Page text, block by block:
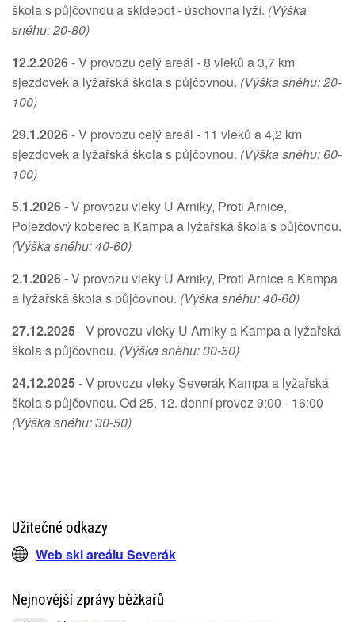
škola s půjčovnou a skidepot - úschovna lyží. (Výška
sněhu: 20-80)
12.2.2026- V provozu celý areál - 8 vleků a 3,7 km
sjezdovek a lyžařská škola s půjčovnou. (Výška sněhu: 20-
100)
29.1.2026- V provozu celý areál - 11 vleků a 4,2 km
sjezdovek a lyžařská škola s půjčovnou. (Výška sněhu: 60-
100)
5.1.2026- V provozu vleky U Arniky, Proti Arnice,
Pojezdový koberec a Kampa a lyžařská škola s půjčovnou.
(Výška sněhu: 40-60)
2.1.2026- V provozu vleky U Arniky, Proti Arnice a Kampa
a lyžařská škola s půjčovnou. (Výška sněhu: 40-60)
27.12.2025- V provozu vleky U Arniky a Kampa a lyžařská
škola s půjčovnou. (Výška sněhu: 30-50)
24.12.2025- V provozu vleky Severák Kampa a lyžařská
škola s půjčovnou. Od 25. 12. denní provoz 9:00 - 16:00
(Výška sněhu: 30-50)
Užitečné odkazy
Web ski areálu Severák
Nejnovější zprávy běžkařů